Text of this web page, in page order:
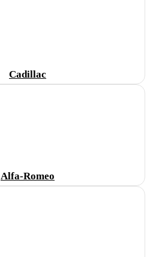
Cadillac
Alfa-Romeo